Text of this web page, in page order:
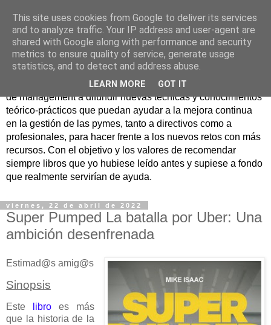
Nuevo Viernes - Nuevo
Libro
Nace con la misión de ayudar mediante la lectura de libros
de management a difundir nuevas técnicas y conocimientos
teórico-prácticos que puedan ayudar a la mejora continua
en la gestión de las pymes, tanto a directivos como a
profesionales, para hacer frente a los nuevos retos con más
recursos. Con el objetivo y los valores de recomendar
siempre libros que yo hubiese leído antes y supiese a fondo
que realmente servirían de ayuda.
viernes, 22 de abril de 2022
Super Pumped La batalla por Uber: Una
ambición desenfrenada
Estimad@s amig@s
Sinopsis
Este libro
es más
que la historia de la
This site uses cookies from Google to deliver its services
and to analyze traffic. Your IP address and user-agent are
shared with Google along with performance and security
metrics to ensure quality of service, generate usage
statistics, and to detect and address abuse.
LEARN MORE GOT IT